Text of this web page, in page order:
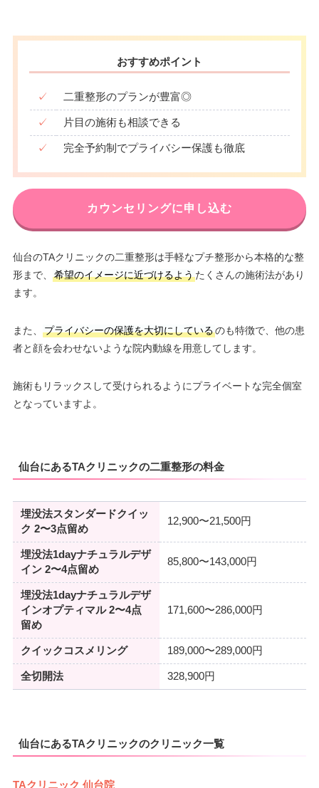
おすすめポイント
✓ 二重整形のプランが豊富◎
✓ 片目の施術も相談できる
✓ 完全予約制でプライバシー保護も徹底
カウンセリングに申し込む
仙台のTAクリニックの二重整形は手軽なプチ整形から本格的な整
形まで、
希望のイメージに近づけるようたくさんの施術法があり
ます。
また、 プライバシーの保護を大切にしているのも特徴で、他の患
者と顔を会わせないような院内動線を用意してします。
施術もリラックスして受けられるようにプライベートな完全個室
となっていますよ。
仙台にあるTAクリニックの二重整形の料金
埋没法スタンダードクイッ
ク 2〜3点留め
12,900〜21,500円
埋没法1dayナチュラルデザ
イン 2〜4点留め
85,800〜143,000円
埋没法1dayナチュラルデザ
インオプティマル 2〜4点
留め
171,600〜286,000円
クイックコスメリング 189,000〜289,000円
全切開法 328,900円
仙台にあるTAクリニックのクリニック一覧
TAクリニック 仙台院